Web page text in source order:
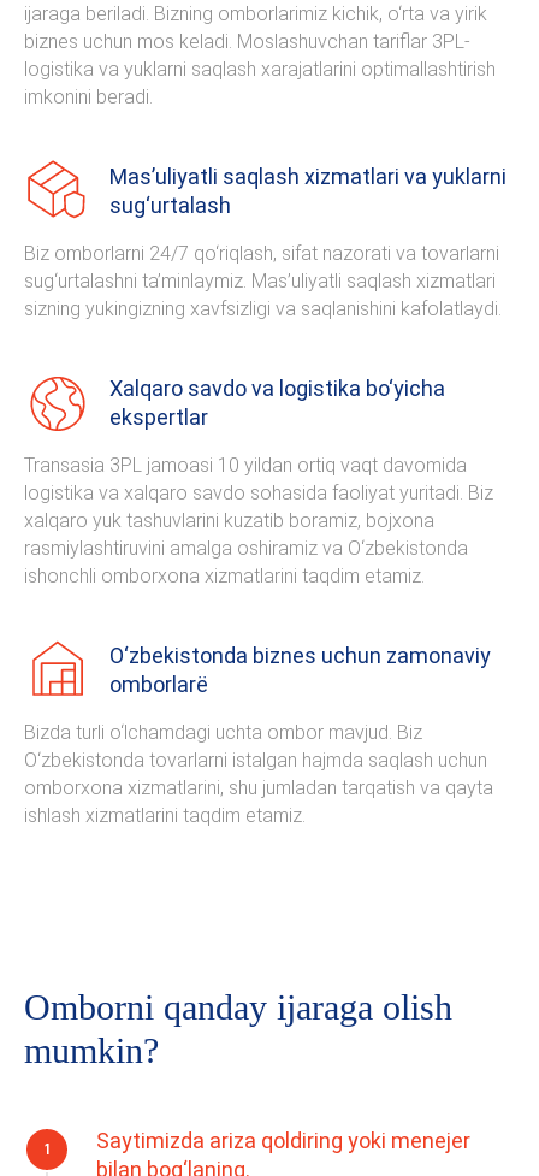
ijaraga beriladi. Bizning omborlarimiz kichik, o‘rta va yirik
biznes uchun mos keladi. Moslashuvchan tariflar 3PL-
logistika va yuklarni saqlash xarajatlarini optimallashtirish
imkonini beradi.
Mas’uliyatli saqlash xizmatlari va yuklarni
sug‘urtalash
Biz omborlarni 24/7 qo‘riqlash, sifat nazorati va tovarlarni
sug‘urtalashni ta’minlaymiz. Mas’uliyatli saqlash xizmatlari
sizning yukingizning xavfsizligi va saqlanishini kafolatlaydi.
Xalqaro savdo va logistika bo‘yicha
ekspertlar
Transasia 3PL jamoasi 10 yildan ortiq vaqt davomida
logistika va xalqaro savdo sohasida faoliyat yuritadi. Biz
xalqaro yuk tashuvlarini kuzatib boramiz, bojxona
rasmiylashtiruvini amalga oshiramiz va O‘zbekistonda
ishonchli omborxona xizmatlarini taqdim etamiz.
O‘zbekistonda biznes uchun zamonaviy
omborlarё
Bizda turli o‘lchamdagi uchta ombor mavjud. Biz
O‘zbekistonda tovarlarni istalgan hajmda saqlash uchun
omborxona xizmatlarini, shu jumladan tarqatish va qayta
ishlash xizmatlarini taqdim etamiz.
Omborni qanday ijaraga olish
mumkin?
Saytimizda ariza qoldiring yoki menejer
bilan bog‘laning.